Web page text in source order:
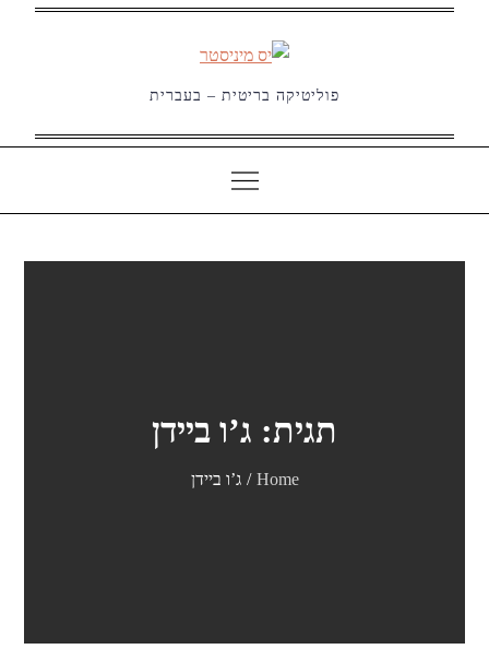
פוליטיקה בריטית – בעברית
תגית: ג’ו ביידן
Home ג’ו ביידן